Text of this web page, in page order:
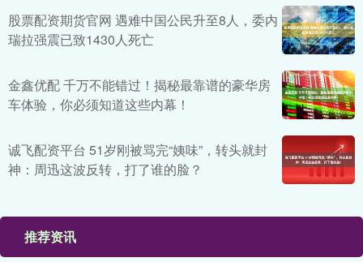
股票配资期货官网 遇难中国公民升至8人，委内
瑞拉强震已致1430人死亡
金鑫优配 千万不能错过！揭秘最靠谱的豪华房
车体验，你必须知道这些内幕！
诚飞配资平台 51岁刚被骂完“姨味”，转头就封
神：周迅这波反转，打了谁的脸？
推荐资讯